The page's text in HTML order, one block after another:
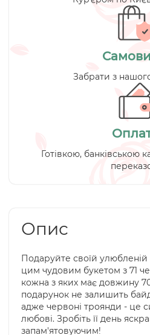
Забрати з
Готівкою, банківською
Опис
Подаруйте своїй улюбленій
цим чудовим букетом з 71
кожна з яких має довжину
подарунок не залишить
адже червоні троянди - це
любові. Зробіть її день
запам'ятовуючим!